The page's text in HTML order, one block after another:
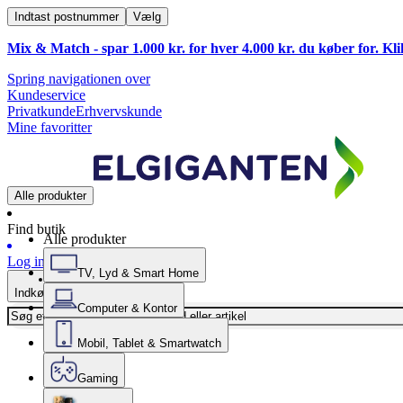
Indtast postnummer Vælg
Mix & Match - spar 1.000 kr. for hver 4.000 kr. du køber for.
Spring navigationen over
Kundeservice
PrivatkundeErhvervskunde
Mine favoritter
Alle produkter
Find butik
Log ind
Indkøbskurv
Alle produkter
TV, Lyd & Smart Home
Computer & Kontor
Mobil, Tablet & Smartwatch
Gaming